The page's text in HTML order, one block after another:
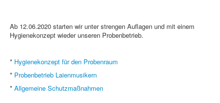
Ab 12.06.2020 starten wir unter strengen Auflagen und mit einem
Hygienekonzept wieder unseren Probenbetrieb.
* Hygienekonzept für den Probenraum
* Probenbetrieb Laienmusikern
* Allgemeine Schutzmaßnahmen